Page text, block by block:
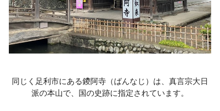
同じく足利市にある鑁阿寺（ばんなじ）は、真言宗大日
派の本山で、国の史跡に指定されています。